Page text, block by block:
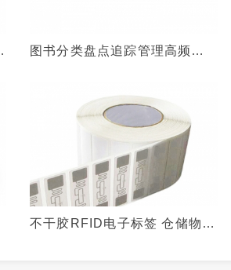
图书分类盘点追踪管理高频
不干胶RFID电子标签 仓储物流